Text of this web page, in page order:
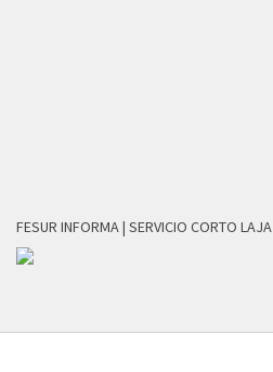
FESUR INFORMA | SERVICIO CORTO LAJA